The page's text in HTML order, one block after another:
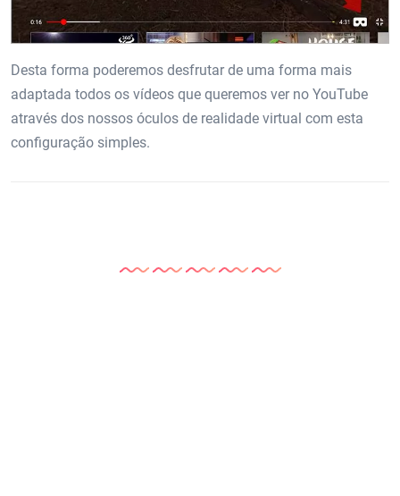
Desta forma poderemos desfrutar de uma forma mais
adaptada todos os vídeos que queremos ver no YouTube
através dos nossos óculos de realidade virtual com esta
configuração simples.